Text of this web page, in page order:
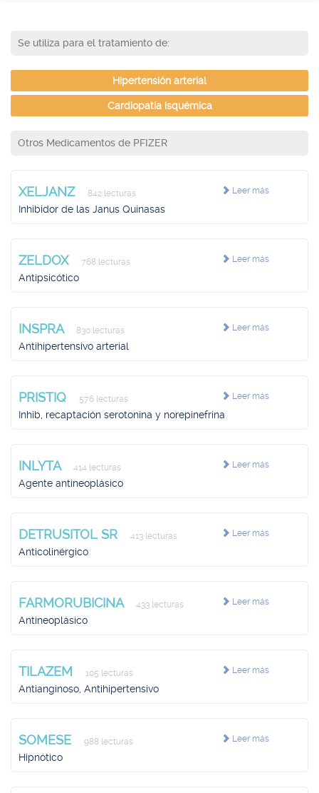
Se utiliza para el tratamiento de:
Hipertensión arterial
Cardiopatía isquémica
Otros Medicamentos de PFIZER
Leer más
XELJANZ 842 lecturas
Inhibidor de las Janus Quinasas
Leer más
ZELDOX 768 lecturas
Antipsicótico
Leer más
INSPRA 830 lecturas
Antihipertensivo arterial
Leer más
PRISTIQ 576 lecturas
Inhib, recaptación serotonina y norepinefrina
Leer más
INLYTA 414 lecturas
Agente antineoplásico
Leer más
DETRUSITOL SR 413 lecturas
Anticolinérgico
Leer más
FARMORUBICINA 433 lecturas
Antineoplásico
Leer más
TILAZEM 105 lecturas
Antianginoso, Antihipertensivo
Leer más
SOMESE 988 lecturas
Hipnótico